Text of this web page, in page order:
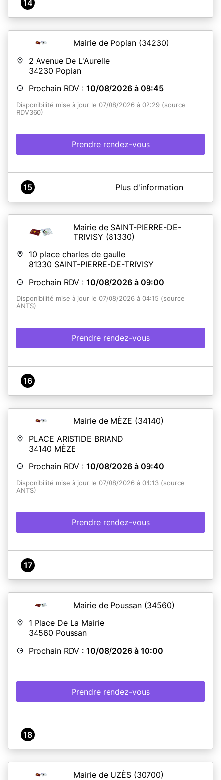
14
Mairie de Popian (34230)
2 Avenue De L'Aurelle
34230 Popian
Prochain RDV : 10/08/2026 à 08:45
Disponibilité mise à jour le 07/08/2026 à 02:29 (source
RDV360)
Prendre rendez-vous
A propos de Mairie de POPIAN
En savoir plus
15 Plus d'information
Mairie de SAINT-PIERRE-DE-
TRIVISY (81330)
10 place charles de gaulle
81330 SAINT-PIERRE-DE-TRIVISY
Prochain RDV : 10/08/2026 à 09:00
Disponibilité mise à jour le 07/08/2026 à 04:15 (source
ANTS)
Prendre rendez-vous
16
Mairie de MÈZE (34140)
PLACE ARISTIDE BRIAND
34140 MÈZE
Prochain RDV : 10/08/2026 à 09:40
Disponibilité mise à jour le 07/08/2026 à 04:13 (source
ANTS)
Prendre rendez-vous
17
Mairie de Poussan (34560)
1 Place De La Mairie
34560 Poussan
Prochain RDV : 10/08/2026 à 10:00
Prendre rendez-vous
18
Mairie de UZÈS (30700)